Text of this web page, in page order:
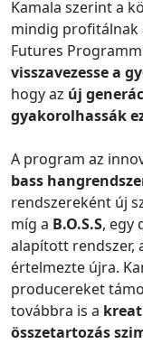
Kamala szerint a
mindig profitálnak
Futures
visszavezesse a
hogy az új
gyakorolhassák
A program az
bass
rendszereként új
míg a B.O.S.S, egy
alapított rendszer,
értelmezte újra.
producereket
továbbra is a
összetartozás